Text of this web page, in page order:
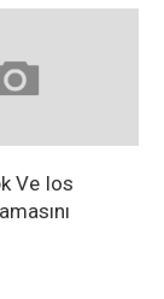
Ve Ios